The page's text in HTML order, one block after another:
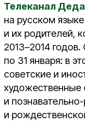
Телеканал
на русском
и их родителей,
2013–2014
по 31 января: в
советские и
и
и